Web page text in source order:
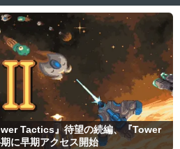
Tactics』待望の続編、『Tower
に早期アクセス開始